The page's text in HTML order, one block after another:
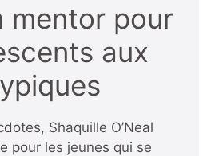
mentor pour
aux
Shaquille O’Neal
pour les jeunes qui se